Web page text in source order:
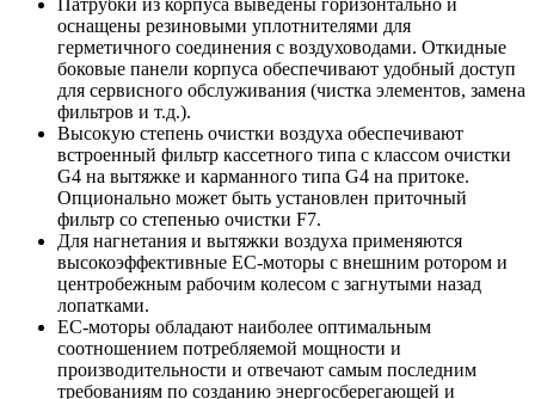
оснащены резиновыми уплотнителями для
герметичного соединения с воздуховодами. Откидные
боковые панели корпуса обеспечивают удобный доступ
для сервисного обслуживания (чистка элементов, замена
фильтров и т.д.).
Высокую степень очистки воздуха обеспечивают
встроенный фильтр кассетного типа с классом очистки
G4 на вытяжке и карманного типа G4 на притоке.
Опционально может быть установлен приточный
фильтр со степенью очистки F7.
Для нагнетания и вытяжки воздуха применяются
высокоэффективные ЕС-моторы с внешним ротором и
центробежным рабочим колесом с загнутыми назад
лопатками.
ЕС-моторы обладают наиболее оптимальным
соотношением потребляемой мощности и
производительности и отвечают самым последним
требованиям по созданию энергосберегающей и